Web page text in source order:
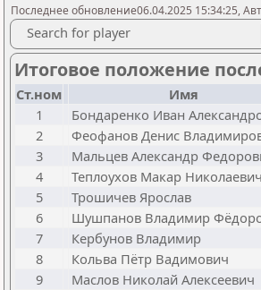
Последнее обновление06.04.2025 15:34:25,
Search for player
Итоговое положение
Ст.ном Имя
1
Бондаренко Иван
2
Феофанов Денис
3
Мальцев Александр
4
Теплоухов Макар Николаевич
5
Трошичев Ярослав
6
Шушпанов Владимир
7
Кербунов Владимир
8
Кольва Пётр Вадимович
9
Маслов Николай Алексеевич